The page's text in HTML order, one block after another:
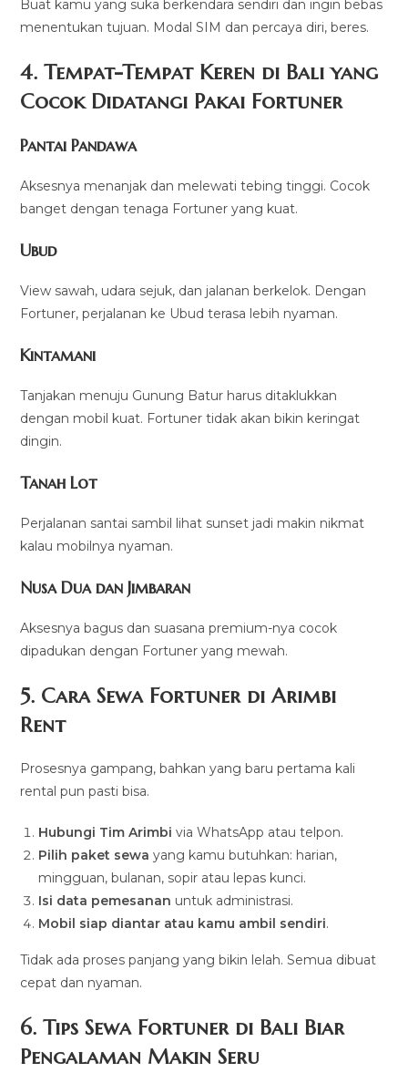
Buat kamu yang suka berkendara sendiri dan ingin bebas
menentukan tujuan. Modal SIM dan percaya diri, beres.
4. Tempat-Tempat Keren di Bali yang
Cocok Didatangi Pakai Fortuner
Pantai Pandawa
Aksesnya menanjak dan melewati tebing tinggi. Cocok
banget dengan tenaga Fortuner yang kuat.
Ubud
View sawah, udara sejuk, dan jalanan berkelok. Dengan
Fortuner, perjalanan ke Ubud terasa lebih nyaman.
Kintamani
Tanjakan menuju Gunung Batur harus ditaklukkan
dengan mobil kuat. Fortuner tidak akan bikin keringat
dingin.
Tanah Lot
Perjalanan santai sambil lihat sunset jadi makin nikmat
kalau mobilnya nyaman.
Nusa Dua dan Jimbaran
Aksesnya bagus dan suasana premium-nya cocok
dipadukan dengan Fortuner yang mewah.
5. Cara Sewa Fortuner di Arimbi
Rent
Prosesnya gampang, bahkan yang baru pertama kali
rental pun pasti bisa.
Hubungi Tim Arimbi via WhatsApp atau telpon.
Pilih paket sewa yang kamu butuhkan: harian,
mingguan, bulanan, sopir atau lepas kunci.
Isi data pemesanan untuk administrasi.
Mobil siap diantar atau kamu ambil sendiri.
Tidak ada proses panjang yang bikin lelah. Semua dibuat
cepat dan nyaman.
6. Tips Sewa Fortuner di Bali Biar
Pengalaman Makin Seru